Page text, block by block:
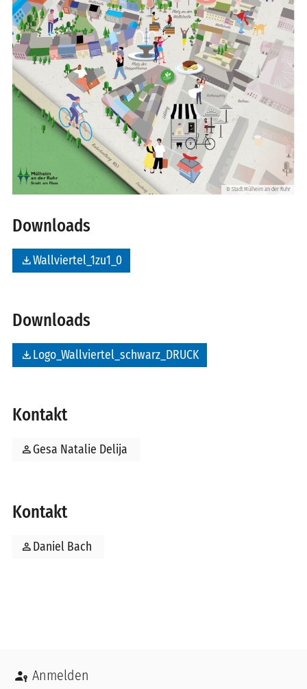
© Stadt Mülheim an der Ruhr
Downloads
file_downloadWallviertel_1zu1_0
Downloads
file_downloadLogo_Wallviertel_schwarz_DRUCK
Kontakt
personGesa Natalie Delija
Kontakt
personDaniel Bach
Benutzermenü
Anmelden